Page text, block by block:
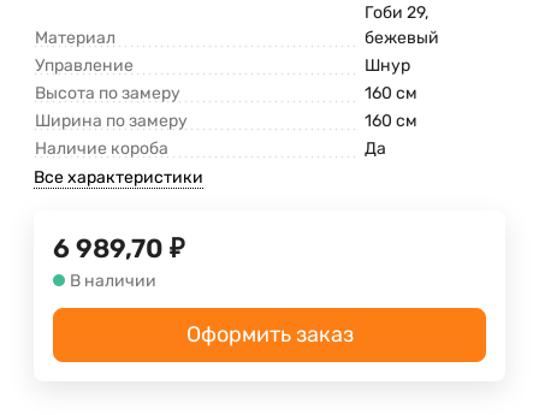
Материал
Гоби 29,
бежевый
Управление
Шнур
Высота по замеру
160 см
Ширина по замеру
160 см
Наличие короба
Да
Все характеристики
6 989,70 ₽
В наличии
Оформить заказ